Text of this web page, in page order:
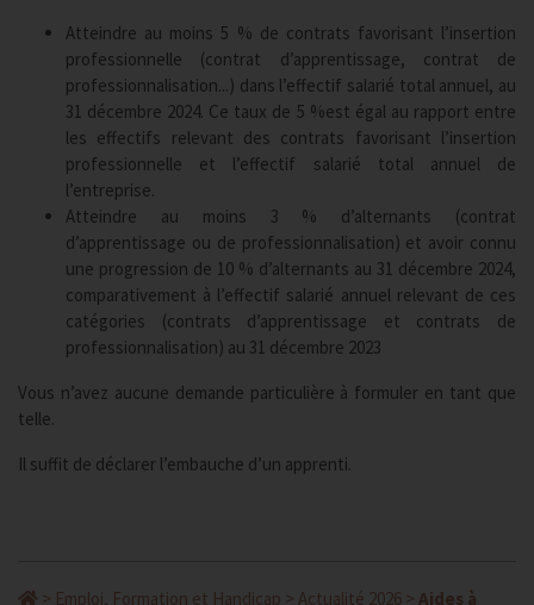
Atteindre au moins 5 % de contrats favorisant l’insertion
professionnelle (contrat d’apprentissage, contrat de
professionnalisation...) dans l’effectif salarié total annuel, au
31 décembre 2024. Ce taux de 5 %est égal au rapport entre
les effectifs relevant des contrats favorisant l’insertion
professionnelle et l’effectif salarié total annuel de
l’entreprise.
Atteindre au moins 3 % d’alternants (contrat
d’apprentissage ou de professionnalisation) et avoir connu
une progression de 10 % d’alternants au 31 décembre 2024,
comparativement à l’effectif salarié annuel relevant de ces
catégories (contrats d’apprentissage et contrats de
professionnalisation) au 31 décembre 2023
Vous n’avez aucune demande particulière à formuler en tant que
telle.
Il suffit de déclarer l’embauche d’un apprenti.
> Emploi, Formation et Handicap > Actualité 2026 > Aides à